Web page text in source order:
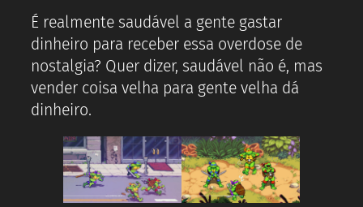
É realmente saudável a gente gastar
dinheiro para receber essa overdose de
nostalgia? Quer dizer, saudável não é, mas
vender coisa velha para gente velha dá
dinheiro.